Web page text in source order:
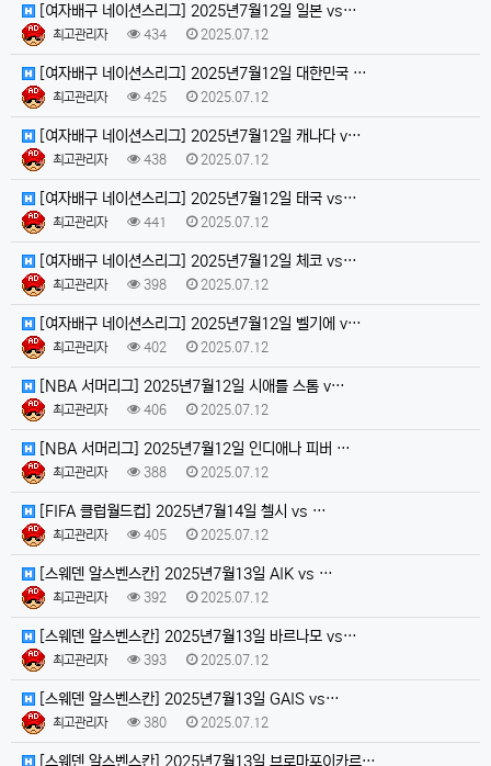
[여자배구 네이션스리그] 2025년7월12일 일본 vs…
최고관리자 434 2025.07.12
[여자배구 네이션스리그] 2025년7월12일 대한민국 …
최고관리자 425 2025.07.12
[여자배구 네이션스리그] 2025년7월12일 캐나다 v…
최고관리자 438 2025.07.12
[여자배구 네이션스리그] 2025년7월12일 태국 vs…
최고관리자 441 2025.07.12
[여자배구 네이션스리그] 2025년7월12일 체코 vs…
최고관리자 398 2025.07.12
[여자배구 네이션스리그] 2025년7월12일 벨기에 v…
최고관리자 402 2025.07.12
[NBA 서머리그] 2025년7월12일 시애틀 스톰 v…
최고관리자 406 2025.07.12
[NBA 서머리그] 2025년7월12일 인디애나 피버 …
최고관리자 388 2025.07.12
[FIFA 클럽월드컵] 2025년7월14일 첼시 vs …
최고관리자 405 2025.07.12
[스웨덴 알스벤스칸] 2025년7월13일 AIK vs …
최고관리자 392 2025.07.12
[스웨덴 알스벤스칸] 2025년7월13일 바르나모 vs…
최고관리자 393 2025.07.12
[스웨덴 알스벤스칸] 2025년7월13일 GAIS vs…
최고관리자 380 2025.07.12
[스웨덴 알스벤스칸] 2025년7월13일 브로마포이카르…